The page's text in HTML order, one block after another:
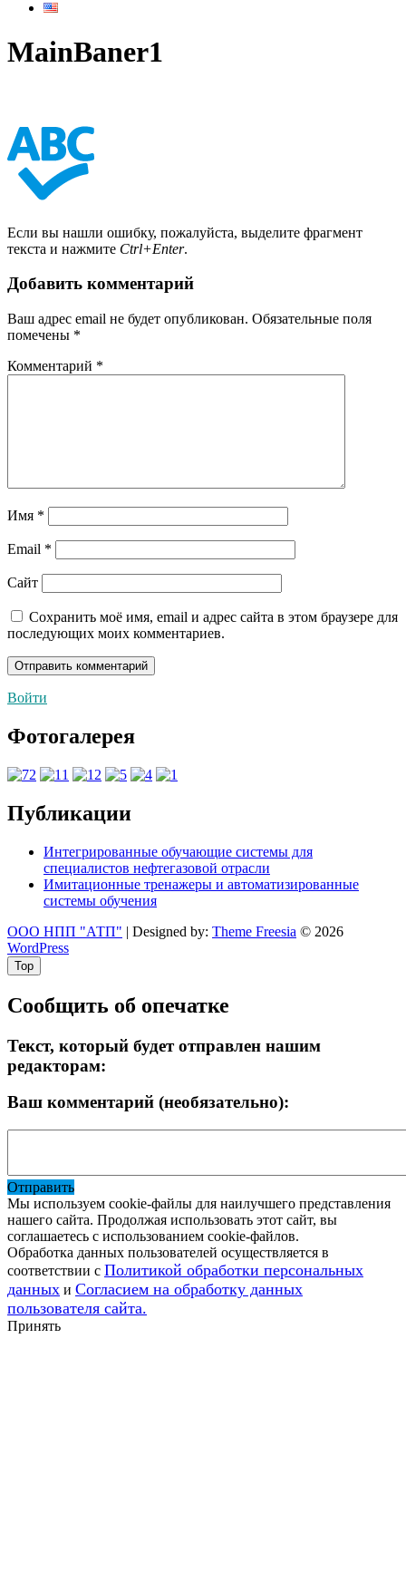
MainBaner1
Если вы нашли ошибку, пожалуйста, выделите фрагмент
текста и нажмите Ctrl+Enter.
Добавить комментарий
Ваш адрес email не будет опубликован. Обязательные поля
помечены *
Комментарий *
Имя *
Email *
Сайт
Сохранить моё имя, email и адрес сайта в этом браузере для
последующих моих комментариев.
Войти
Фотогалерея
Публикации
Интегрированные обучающие системы для
специалистов нефтегазовой отрасли
Имитационные тренажеры и автоматизированные
системы обучения
ООО НПП "АТП" | Designed by: Theme Freesia © 2026
WordPress
Top
Сообщить об опечатке
Текст, который будет отправлен нашим
редакторам:
Ваш комментарий (необязательно):
Отправить
Мы используем cookie-файлы для наилучшего представления
нашего сайта. Продолжая использовать этот сайт, вы
соглашаетесь с использованием cookie-файлов.
Обработка данных пользователей осуществляется в
соответствии с Политикой обработки персональных
данных и Согласием на обработку данных
пользователя сайта.
Принять